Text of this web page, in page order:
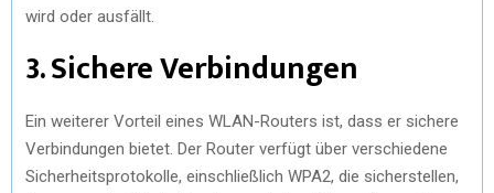
wird oder ausfällt.
3. Sichere Verbindungen
Ein weiterer Vorteil eines WLAN-Routers ist, dass er sichere
Verbindungen bietet. Der Router verfügt über verschiedene
Sicherheitsprotokolle, einschließlich WPA2, die sicherstellen,